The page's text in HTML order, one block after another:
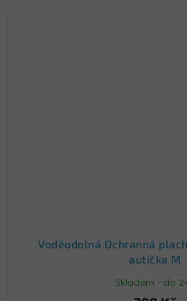
Voděodolná Ochranná
autíčka M
Skladem - do